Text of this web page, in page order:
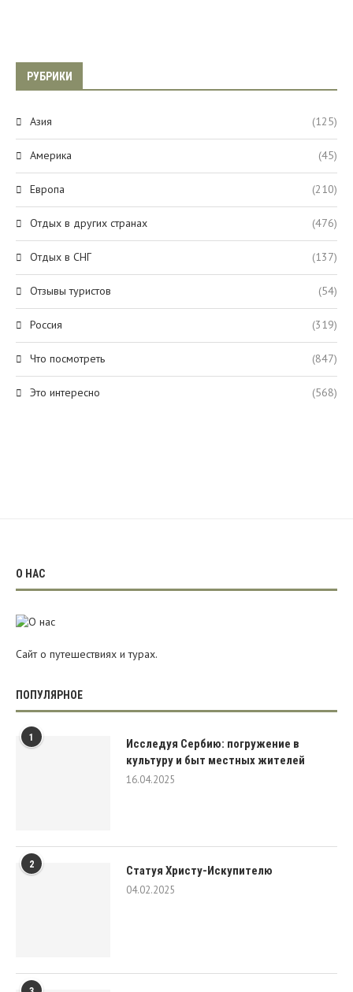
РУБРИКИ
Азия (125)
Америка (45)
Европа (210)
Отдых в других странах (476)
Отдых в СНГ (137)
Отзывы туристов (54)
Россия (319)
Что посмотреть (847)
Это интересно (568)
О НАС
Сайт о путешествиях и турах.
ПОПУЛЯРНОЕ
1
Исследуя Сербию: погружение в
культуру и быт местных жителей
16.04.2025
2 Статуя Христу-Искупителю
04.02.2025